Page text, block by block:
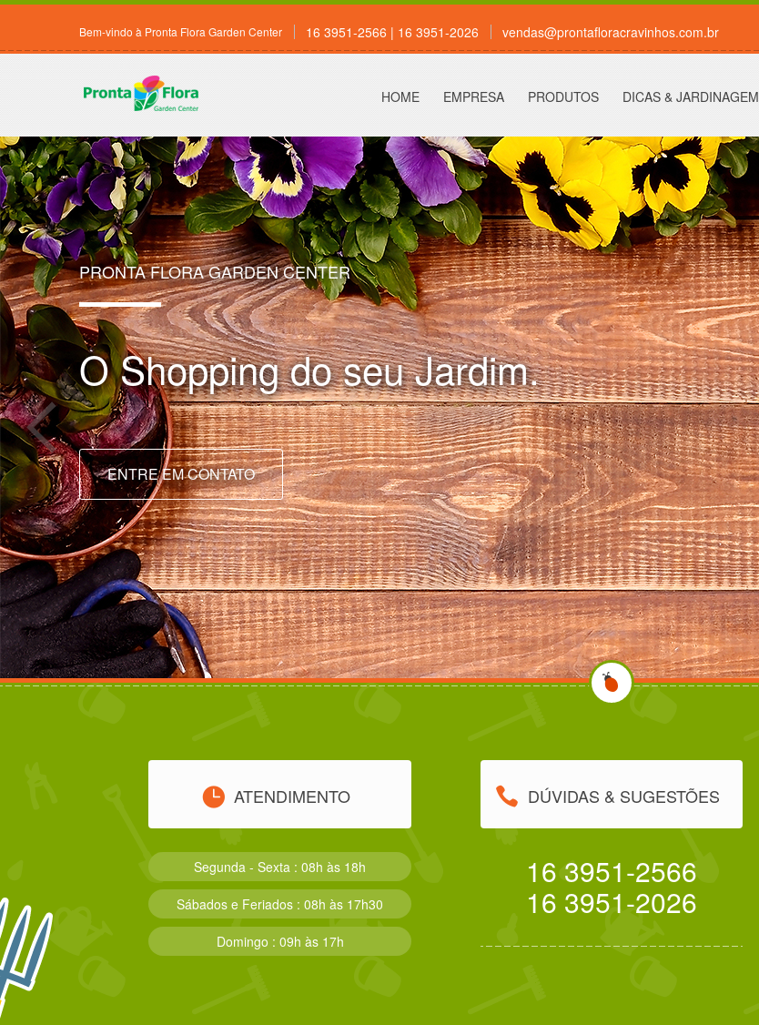
Bem-vindo à Pronta Flora Garden Center 16 3951-2566 | 16 3951-2026 vendas@prontafloracravinhos.com.br
HOME EMPRESA PRODUTOS DICAS & JARDINAGEM
PRONTA FLORA GARDEN CENTER
O Shopping do seu Jardim.
ENTRE EM CONTATO
ATENDIMENTO
Segunda - Sexta : 08h às 18h
Sábados e Feriados : 08h às 17h30
Domingo : 09h às 17h
DÚVIDAS & SUGESTÕES
16 3951-2566
16 3951-2026